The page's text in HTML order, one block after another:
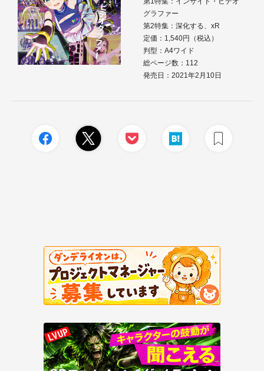
グラファー
第2特集：深化する、xR
定価：1,540円（税込）
判型：A4ワイド
総ページ数：112
発売日：2021年2月10日